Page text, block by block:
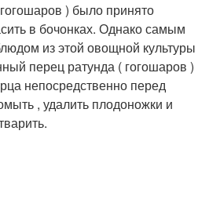
) было принято
в бочонках. Однако самым
из этой овощной культуры
перец ратунда ( гогошаров )
непосредственно перед
, удалить плодоножки и